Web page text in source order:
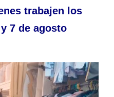
trabajen los
7 de agosto